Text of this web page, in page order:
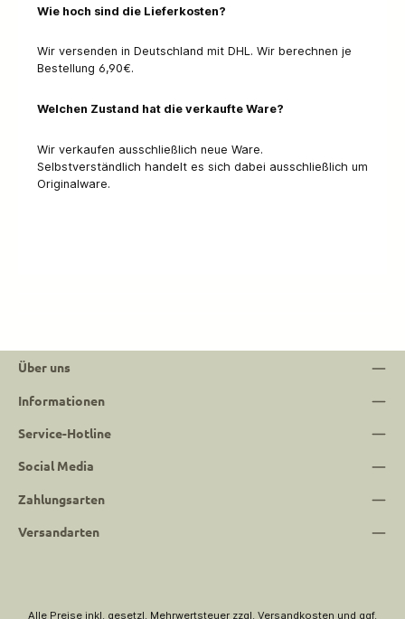
Wie hoch sind die Lieferkosten?
Wir versenden in Deutschland mit DHL. Wir berechnen je
Bestellung 6,90€.
Welchen Zustand hat die verkaufte Ware?
Wir verkaufen ausschließlich neue Ware.
Selbstverständlich handelt es sich dabei ausschließlich um
Originalware.
Über uns
Informationen
Service-Hotline
Social Media
Zahlungsarten
Versandarten
Alle Preise inkl. gesetzl. Mehrwertsteuer zzgl. Versandkosten und ggf.